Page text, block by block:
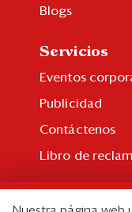
Blogs
Servicios
Eventos
Publicidad
Contáctenos
Libro de